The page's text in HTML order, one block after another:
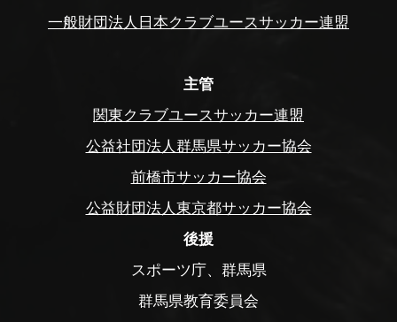
一般財団法人日本クラブユースサッカー連盟
主管
関東クラブユースサッカー連盟
公益社団法人群馬県サッカー協会
前橋市サッカー協会
公益財団法人東京都サッカー協会
後援
スポーツ庁、群馬県
群馬県教育委員会